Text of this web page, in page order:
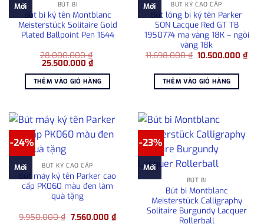
Mới BÚT BI
Bút bi ký tên Montblanc
Meisterstück Solitaire Gold
Plated Ballpoint Pen 1644
28.000.000₫
Giá
là:
28.000.000 ₫.
25.500.000 ₫Giá
hiện
tại
là:
25.500.000 ₫.
THÊM VÀO GIỎ HÀNG
Mới BÚT KÝ CAO CẤP
Bút lông bi ký tên Parker
SON Lacque Red GT TB
1950774 mạ vàng 18K – ngòi
vàng 18k
11.698.000₫ Giá
11.698.000 ₫.
10.500.000₫Giá
hiện
THÊM VÀO GIỎ HÀNG
-24%
Mới BÚT KÝ CAO CẤP
Bút máy ký tên Parker cao
cấp PK060 màu đen làm
quà tặng
9.950.000₫ Giá
7.560.000 ₫Giá
-23%
Mới
BÚT BI
Bút bi Montblanc
Meisterstück Calligraphy
Solitaire Burgundy Lacquer
Rollerball